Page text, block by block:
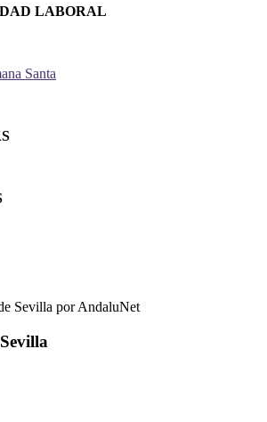
LABORAL
Santa
Sevilla por AndaluNet